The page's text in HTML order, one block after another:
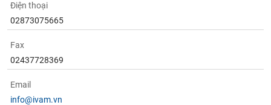
Điện thoại
02873075665
Fax
02437728369
Email
info@ivam.vn